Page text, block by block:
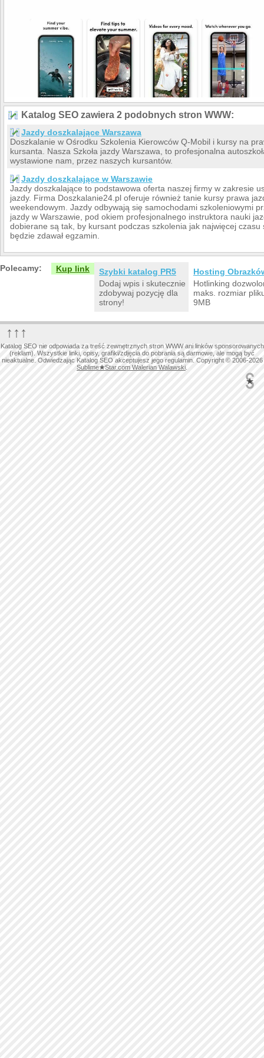
Katalog SEO zawiera 2 podobnych stron WWW:
Jazdy doszkalające Warszawa
Doszkalanie w Ośrodku Szkolenia Kierowców Q-Mobil i kursy na
kursanta. Nasza Szkoła jazdy Warszawa, to profesjonalna
wystawione nam, przez naszych kursantów.
Jazdy doszkalające w Warszawie
Jazdy doszkalające to podstawowa oferta naszej firmy w zakresie
jazdy. Firma Doszkalanie24.pl oferuje również tanie kursy prawa
weekendowym. Jazdy odbywają się samochodami szkoleniowymi
jazdy w Warszawie, pod okiem profesjonalnego instruktora nauki
dobierane są tak, by kursant podczas szkolenia jak najwięcej czasu
będzie zdawał egzamin.
Polecamy: Kup link
Szybki katalog PR5
Dodaj wpis i skutecznie
zdobywaj pozycję dla
strony!
Hosting
Hotlinking
maks. rozmiar
9MB
↑↑↑
Katalog SEO nie odpowiada za treść zewnętrznych stron WWW ani linków sponsorowanych
(reklam). Wszystkie linki, opisy, grafiki/zdjęcia do pobrania są darmowe, ale mogą być
nieaktualne. Odwiedzając Katalog SEO akceptujesz jego regulamin. Copyright © 2006-2026
Sublime★Star.com Walerian Walawski